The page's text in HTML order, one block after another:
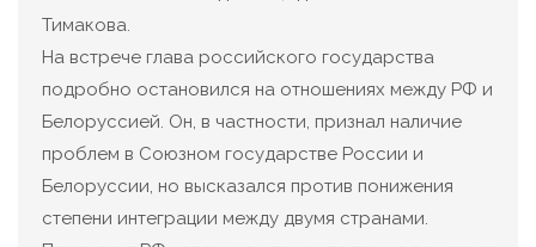
Тимакова.
На встрече глава российского государства
подробно остановился на отношениях между РФ и
Белоруссией. Он, в частности, признал наличие
проблем в Союзном государстве России и
Белоруссии, но высказался против понижения
степени интеграции между двумя странами.